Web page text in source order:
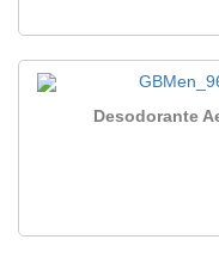
Desodorante